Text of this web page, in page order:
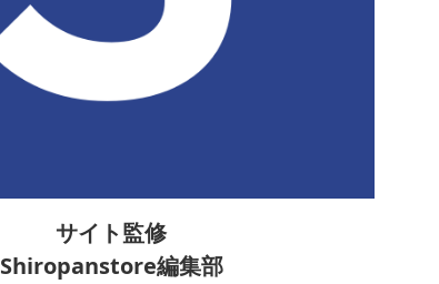
サイト監修
Shiropanstore編集部